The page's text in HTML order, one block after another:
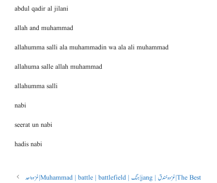
abdul qadir al jilani
allah and muhammad
allahumma salli ala muhammadin wa ala ali muhammad
allahuma salle allah muhammad
allahumma salli
nabi
seerat un nabi
hadis nabi
غزوہ احد | Muhammad | battle | battlefield | جنگ | jang | غزوہ خندق | The Best